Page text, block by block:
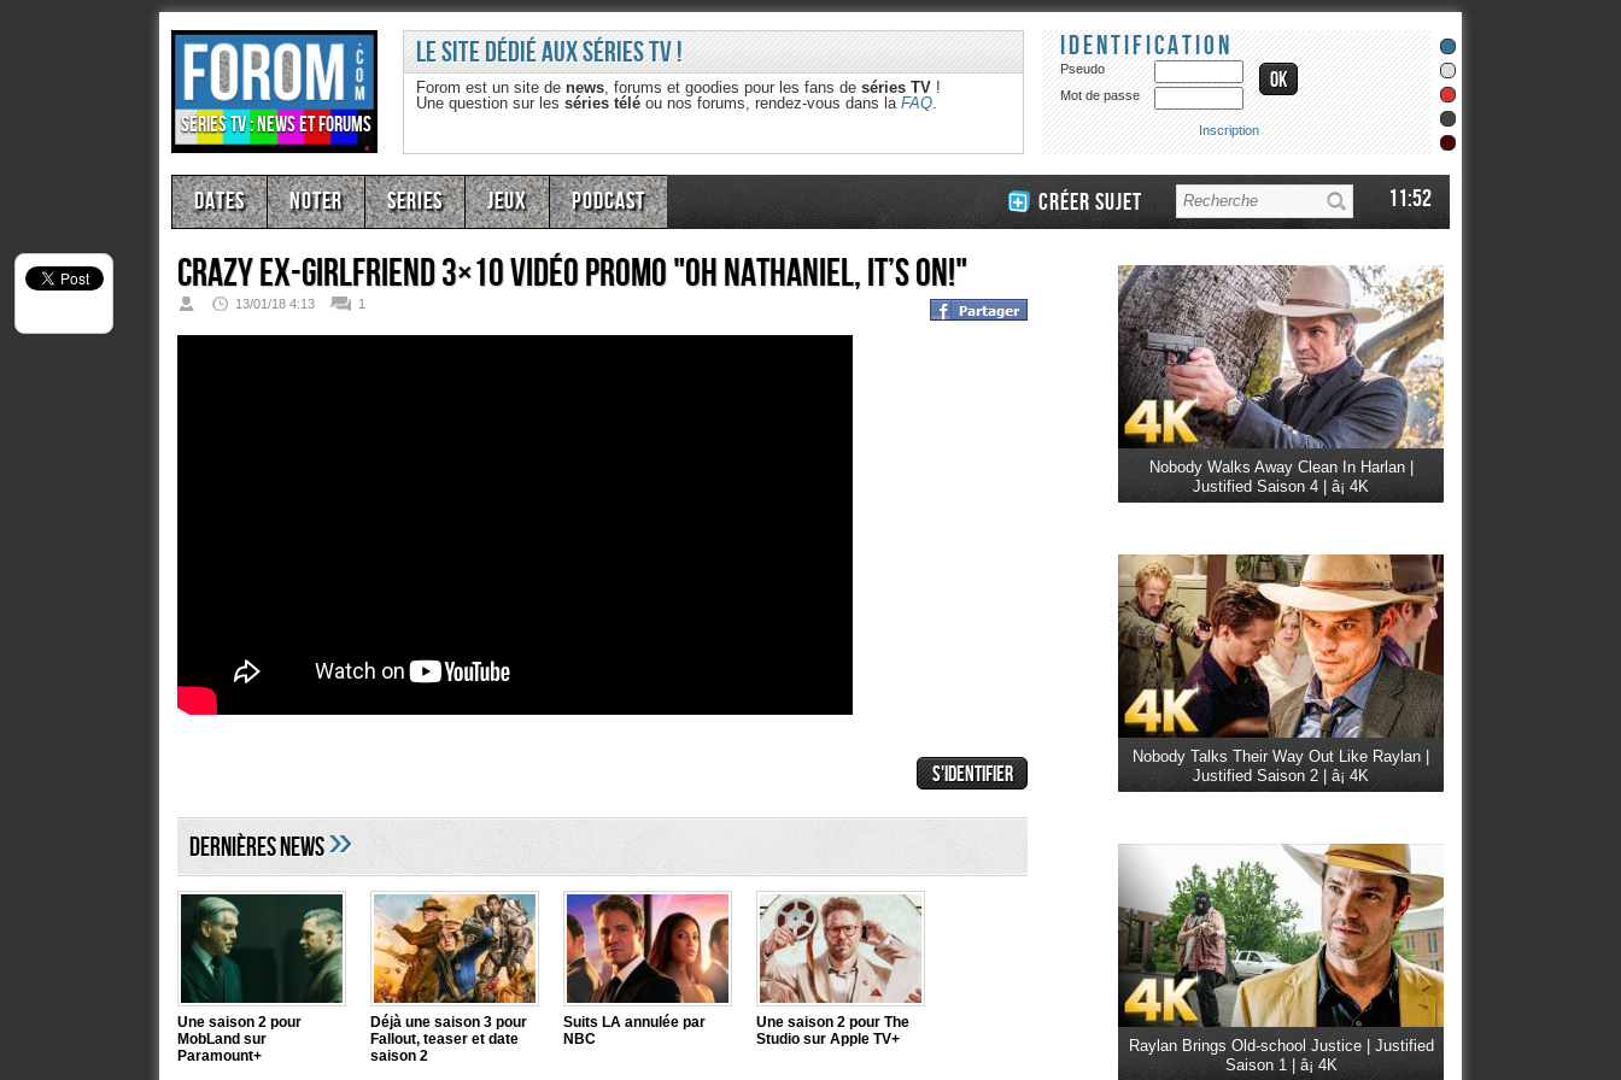
Séries TV : news et forums
Le site dédié aux séries TV !
Forom est un site de news, forums et goodies pour les fans de séries TV!
Une question sur les séries téléou nos forums, rendez-vous dans la FAQ.
Identification
Pseudo
Mot de passe
Inscription
Dates Noter Series Jeux Podcast Créer sujet 11:52
Crazy Ex-Girlfriend 3×10 Vidéo promo "Oh Nathaniel, It’s On!"
13/01/18 4:13 1
DERNIÈRES NEWS»
Une saison 2 pour
MobLand sur
Paramount+
Déjà une saison 3 pour
Fallout, teaser et date
saison 2
Suits LA annulée par
NBC
Une saison 2 pour The
Studio sur Apple TV+
Nobody Walks Away Clean In Harlan |
Justified Saison 4 | â¡ 4K
Nobody Talks Their Way Out Like Raylan |
Justified Saison 2 | â¡ 4K
Raylan Brings Old-school Justice | Justified
Saison 1 | â¡ 4K